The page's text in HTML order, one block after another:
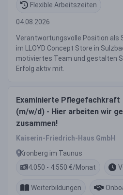
Flexible Arbeitszeiten
04.08.2026
Verantwortungsvolle Position als
im LLOYD Concept Store in
motiviertes Team und gestalten
Erfolg aktiv mit.
Examinierte Pflegefachkraft
(m/w/d) - Hier arbeiten wir
zusammen!
Kaiserin-Friedrich-Haus GmbH
Kronberg im Taunus
4.050 - 4.550 €/Monat
Weiterbildungen